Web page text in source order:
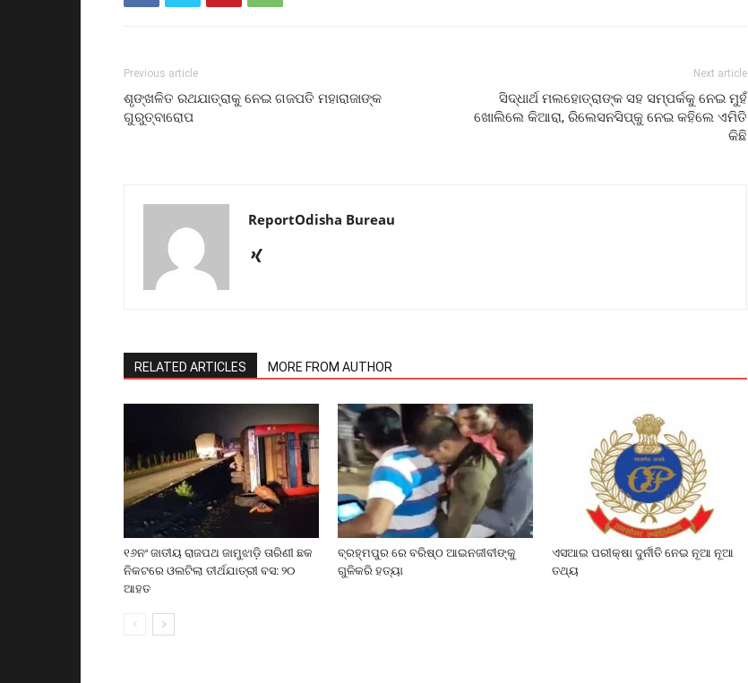
Previous article
ଶୃଙ୍ଖଳିତ ରଥଯାତ୍ରାକୁ ନେଇ ଗଜପତି ମହାରାଜାଙ୍କ
ଗୁରୁତ୍ବାରୋପ
Next article
ସିଦ୍ଧାର୍ଥ ମଲହୋତ୍ରାଙ୍କ ସହ ସମ୍ପର୍କକୁ ନେଇ ମୁହଁ
ଖୋଲିଲେ କିଆରା, ରିଲେସନସିପ୍‌କୁ ନେଇ କହିଲେ ଏମିତି
କିଛି
ReportOdisha Bureau
RELATED ARTICLES MORE FROM AUTHOR
୧୬ନଂ ଜାତୀୟ ରାଜପଥ ଜାମୁଝାଡ଼ି ତାରିଣୀ ଛକ
ନିକଟରେ ଓଲଟିଲା ତୀର୍ଥଯାତ୍ରୀ ବସ: ୨୦
ଆହତ
ବ୍ରହ୍ମପୁର ରେ ବରିଷ୍ଠ ଆଇନଜୀବୀଙ୍କୁ
ଗୁଳିକରି ହତ୍ୟା
ଏସଆଇ ପରୀକ୍ଷା ଦୁର୍ନୀତି ନେଇ ନୂଆ ନୂଆ
ତଥ୍ୟ